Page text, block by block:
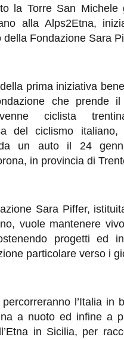
la Torre San Michele
alla Alps2Etna,
della Fondazione Sara
prima iniziativa
che prende
ciclista
del ciclismo italiano,
un auto il 24
in provincia di
Sara Piffer,
vuole mantenere
progetti ed
particolare verso i
l’Italia in
a nuoto ed infine a
in Sicilia, per